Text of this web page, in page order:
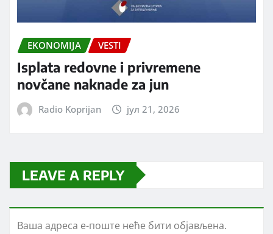
EKONOMIJA VESTI
Isplata redovne i privremene
novčane naknade za jun
Radio Koprijan јул 21, 2026
LEAVE A REPLY
Ваша адреса е-поште неће бити објављена.